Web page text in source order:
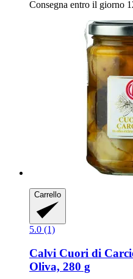
Consegna entro il giorno
Carrello
5.0 (1)
Calvi Cuori di
Oliva, 280 g